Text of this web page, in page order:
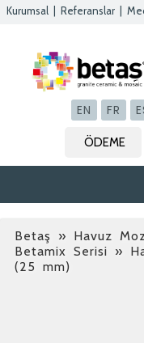
Kurumsal Referanslar
EN FR
ÖDEME
Betaş » Havuz
Betamix Serisi »
(25 mm)